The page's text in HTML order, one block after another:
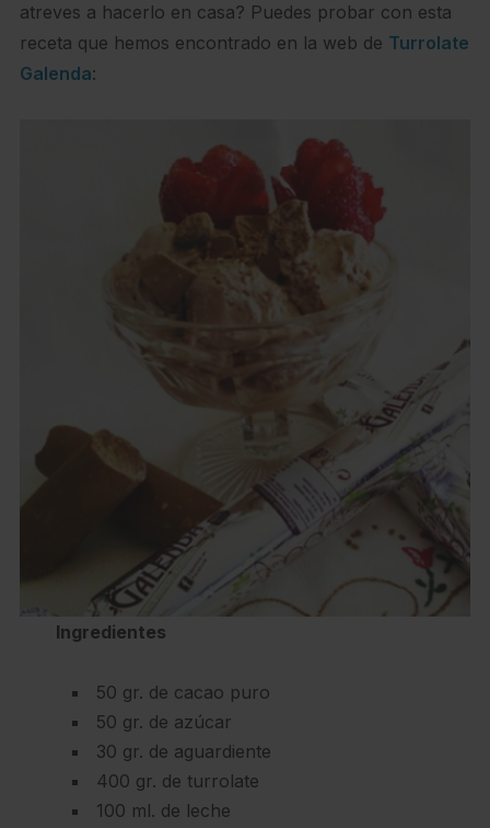
atreves a hacerlo en casa? Puedes probar con esta
receta que hemos encontrado en la web de Turrolate
Galenda:
Ingredientes
50 gr. de cacao puro
50 gr. de azúcar
30 gr. de aguardiente
400 gr. de turrolate
100 ml. de leche